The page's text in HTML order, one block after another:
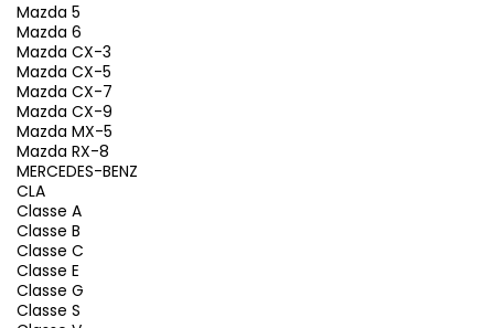
Mazda 5
Mazda 6
Mazda CX-3
Mazda CX-5
Mazda CX-7
Mazda CX-9
Mazda MX-5
Mazda RX-8
MERCEDES-BENZ
CLA
Classe A
Classe B
Classe C
Classe E
Classe G
Classe S